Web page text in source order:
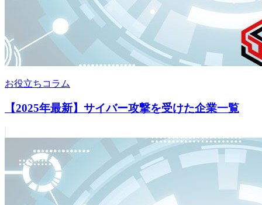
お役立ちコラム
【2025年最新】サイバー攻撃を受けた企業一覧